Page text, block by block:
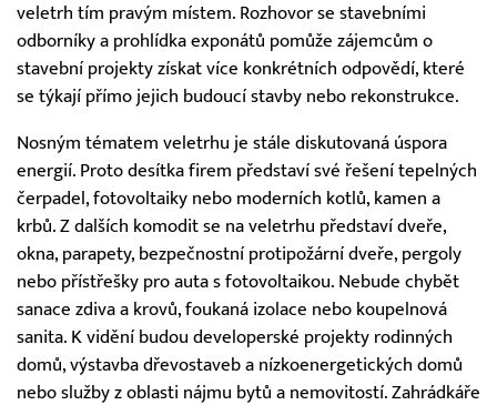
veletrh tím pravým místem. Rozhovor se stavebními
odborníky a prohlídka exponátů pomůže zájemcům o
stavební projekty získat více konkrétních odpovědí, které
se týkají přímo jejich budoucí stavby nebo rekonstrukce.
Nosným tématem veletrhu je stále diskutovaná úspora
energií. Proto desítka firem představí své řešení tepelných
čerpadel, fotovoltaiky nebo moderních kotlů, kamen a
krbů. Z dalších komodit se na veletrhu představí dveře,
okna, parapety, bezpečnostní protipožární dveře, pergoly
nebo přístřešky pro auta s fotovoltaikou. Nebude chybět
sanace zdiva a krovů, foukaná izolace nebo koupelnová
sanita. K vidění budou developerské projekty rodinných
domů, výstavba dřevostaveb a nízkoenergetických domů
nebo služby z oblasti nájmu bytů a nemovitostí. Zahrádkáře